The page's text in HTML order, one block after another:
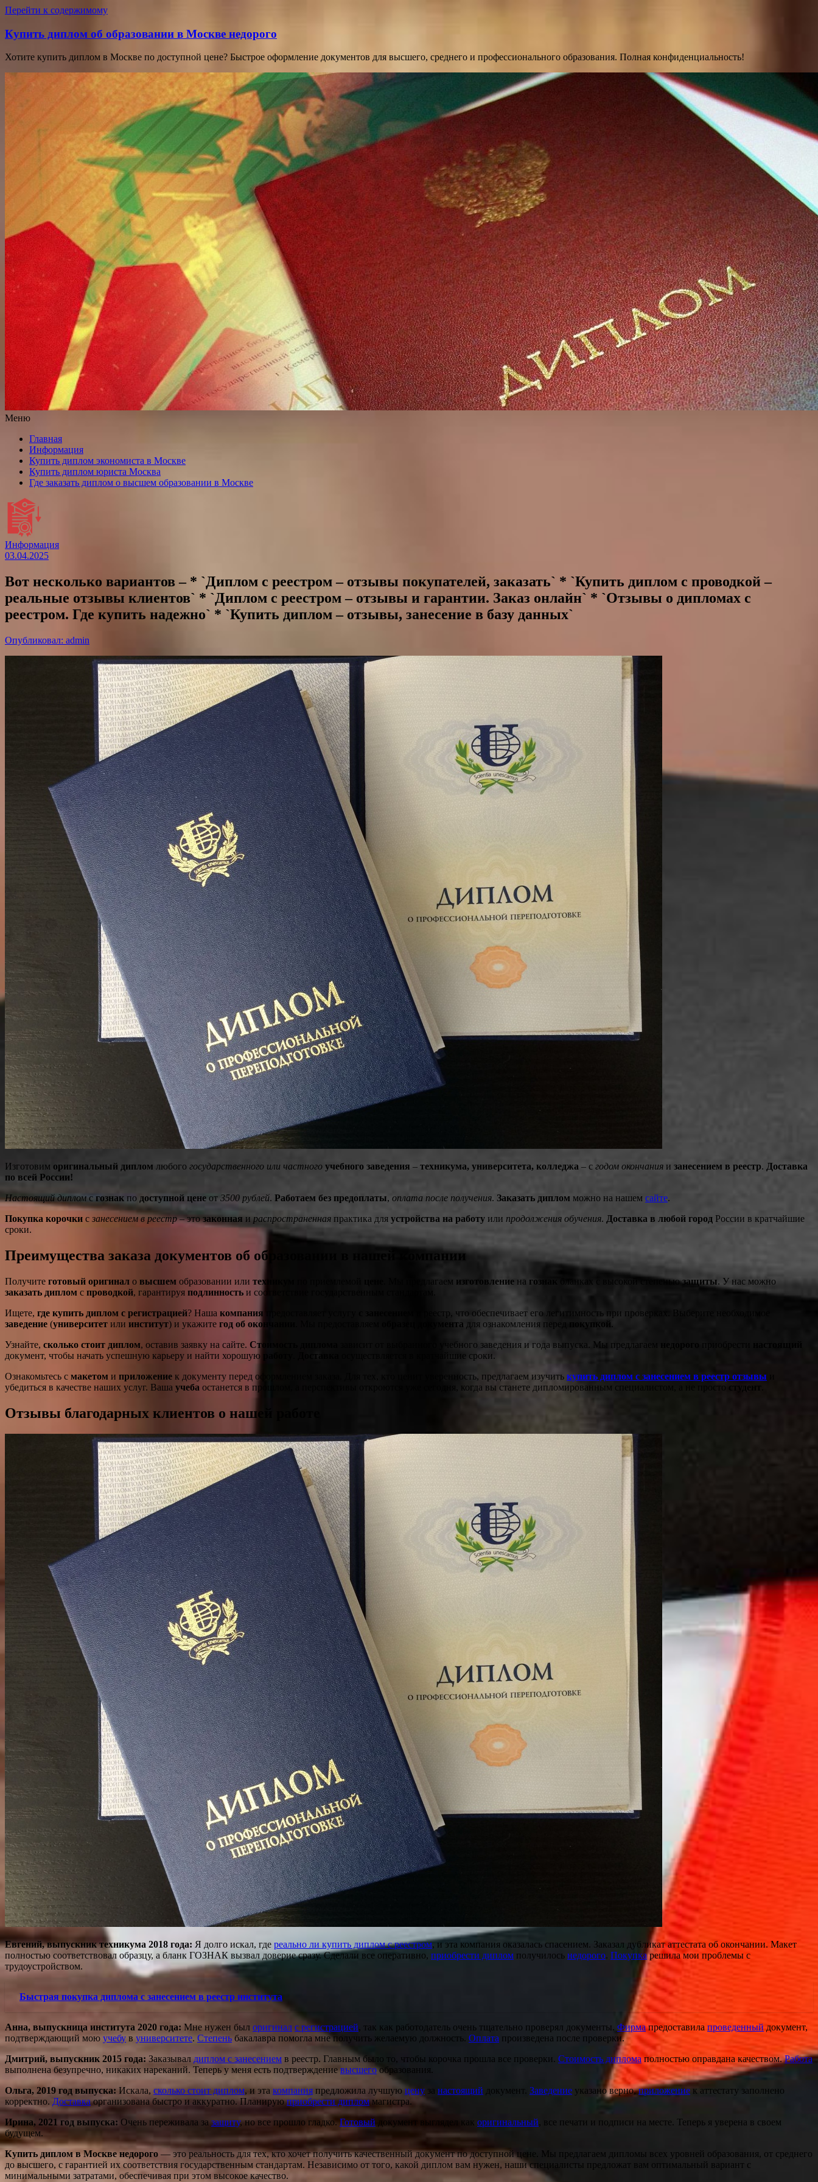
Перейти к содержимому
Купить диплом об образовании в Москве недорого
Хотите купить диплом в Москве по доступной цене? Быстрое оформление документов для высшего, среднего и профессионального образования. Полная конфиденциальность!
Меню
Главная
Информация
Купить диплом экономиста в Москве
Купить диплом юриста Москва
Где заказать диплом о высшем образовании в Москве
Информация
03.04.2025
Вот несколько вариантов – * `Диплом с реестром – отзывы покупателей, заказать` * `Купить диплом с проводкой –
реальные отзывы клиентов` * `Диплом с реестром – отзывы и гарантии. Заказ онлайн` * `Отзывы о дипломах с
реестром. Где купить надежно` * `Купить диплом – отзывы, занесение в базу данных`
Опубликовал: admin
Изготовим оригинальный диплом любого государственного или частного учебного заведения – техникума, университета, колледжа – с годом окончания и занесением в реестр. Доставка
по всей России!
Настоящий диплом с гознак по доступной цене от 3500 рублей. Работаем без предоплаты, оплата после получения. Заказать диплом можно на нашем сайте.
Покупка корочки с занесением в реестр– этозаконная и распространенная практика для устройства на работу или продолжения обучения. Доставка в любой город России в кратчайшие
сроки.
Преимущества заказа документов об образовании в нашей компании
Получите готовый оригинал о высшем образовании или техникум . Мы предлагаем изготовление на гознак бланках с высокой степеньюзащиты. У нас можно
заказать диплом с проводкой, гарантируя подлинность и соответствие государственным стандартам.
Ищете, где купить диплом с регистрацией? Наша компания
в реестр, что обеспечивает его легитимность при проверках. Выберите необходимое
заведение (университет или институт) и укажите год об окончании документа для ознакомления перед покупкой.
Узнайте, сколько стоит диплом, оставив заявку на сайте. Стоимость диплома зависит от выбранного учебного заведения и года выпуска. Мы предлагаем
документ, чтобы начать успешную карьеру и найти хорошую
осуществляется в кратчайшие сроки.
Ознакомьтесь с макетом и приложение к документу перед оформлением заказа. Для тех, кто ценит уверенность, предлагаем изучить купить диплом с занесением в реестр отзывы
убедиться в качестве наших услуг. Ваша учеба останется в прошлом, а перспективы откроются уже сегодня, когда вы станете дипломированным специалистом, а не просто студент
Отзывы благодарных клиентов о нашей работе
Евгений, выпускник техникума 2018 года: Я долго искал, где реально ли купить диплом с реестром, и эта компания оказалась спасением. Заказал дубликат аттестата об окончании. Макет
полностью соответствовал образцу, а бланк ГОЗНАК вызвал доверие сразу. Сделали все оперативно, приобрести диплом получилось недорого. Покупкарешила мои проблемы с
трудоустройством.
Быстрая покупка диплома с занесением в реестр института
Анна, выпускница института 2020 года: Мне нужен был оригинал с регистрацией, так как работодатель очень тщательно проверял документы. Фирмапредоставила проведенный документ,
подтверждающий мою учебу в университете. Степень бакалавра помогла мне получить желаемую должность. Оплата произведена после проверки.
Дмитрий, выпускник 2015 года: Заказывал диплом с занесением в реестр. Главным было то, чтобы корочка прошла все проверки. Стоимость дипломаполностью оправдана качеством.Работа
выполнена безупречно, никаких нареканий. Теперь у меня есть подтверждение высшегообразования.
Ольга, 2019 год выпуска:Искала, сколько стоит диплом, и эта компания предложила лучшую цену за настоящий документ. Заведение указано верно,приложение к аттестату заполнено
корректно. Доставкаорганизована быстро и аккуратно. Планируюприобрести дипломмагистра.
Ирина, 2021 год выпуска: Очень переживала за защиту, но все прошло гладко.Готовый документ выглядел как оригинальный , все печати и подписи на месте. Теперь я уверена в своем
будущем.
Купить диплом в Москве недорого — это реальность для тех, кто хочет получить качественный документ по доступной цене. Мы предлагаем дипломы всех уровней образования, от среднего
до высшего, с гарантией их соответствия государственным стандартам. Независимо от того, какой диплом вам нужен, наши специалисты предложат вам оптимальный вариант с
минимальными затратами, обеспечивая при этом высокое качество.